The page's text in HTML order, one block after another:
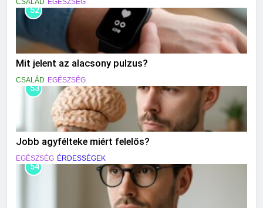
CSALÁD EGÉSZSÉG
52
Mit jelent az alacsony pulzus?
CSALÁD EGÉSZSÉG
53
Jobb agyfélteke miért felelős?
EGÉSZSÉG ÉRDESSÉGEK
54